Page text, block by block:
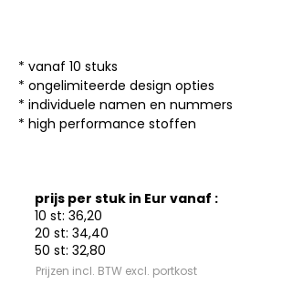
* vanaf 10 stuks
* ongelimiteerde design opties
* individuele namen en nummers
* high performance stoffen
prijs per stuk in Eur vanaf :
10 st: 36,20
20 st: 34,40
50 st: 32,80
Prijzen incl. BTW excl. portkost